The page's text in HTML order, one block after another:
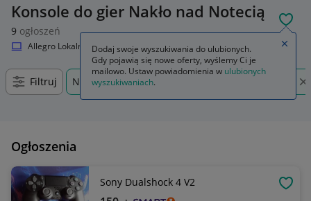
Konsole do gier Nakło nad Notecią
9 ogłoszeń
Allegro Lokalnie Elektronika Konsole i automaty
Filtruj Nakło nad Notecią, Kujawsko-pomorskie, +0 km
Ogłoszenia
Sony Dualshock 4 V2
Dodaj swoje wyszukiwania do ulubionych.
Gdy pojawią się nowe oferty, wyślemy Ci je
mailowo. Ustaw powiadomienia w ulubionych
wyszukiwaniach.